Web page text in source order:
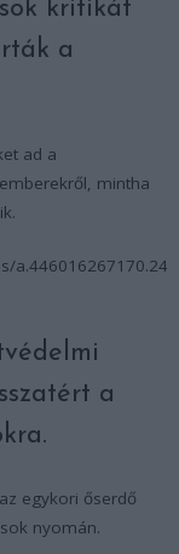
kritikát
a
ad a
mintha
a
egykori őserdő
nyomán.